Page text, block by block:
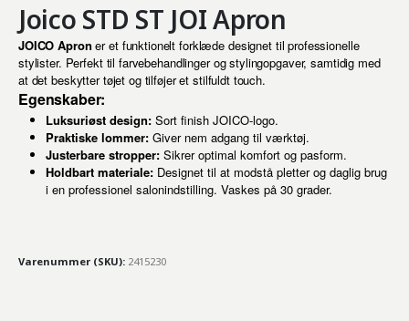
Joico STD ST JOI Apron
JOICO Apron er et funktionelt forklæde designet til professionelle
stylister. Perfekt til farvebehandlinger og stylingopgaver, samtidig med
at det beskytter tøjet og tilføjer et stilfuldt touch.
Egenskaber:
Luksuriøst design:Sort finish JOICO-logo.
Praktiske lommer:Giver nem adgang til værktøj.
Justerbare stropper:Sikrer optimal komfort og pasform.
Holdbart materiale:Designet til at modstå pletter og daglig brug
i en professionel salonindstilling. Vaskes på 30 grader.
Varenummer (SKU): 2415230